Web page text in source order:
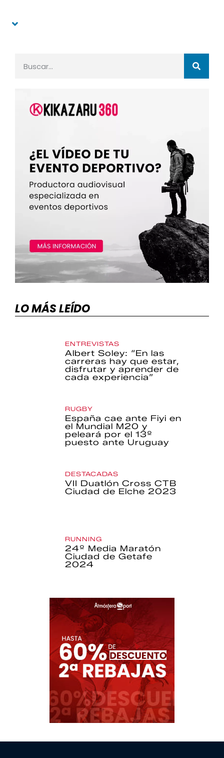
LO MÁS LEÍDO
ENTREVISTAS
Albert Soley: “En las
carreras hay que estar,
disfrutar y aprender de
cada experiencia”
RUGBY
España cae ante Fiyi en
el Mundial M20 y
peleará por el 13º
puesto ante Uruguay
DESTACADAS
VII Duatlón Cross CTB
Ciudad de Elche 2023
RUNNING
24º Media Maratón
Ciudad de Getafe
2024